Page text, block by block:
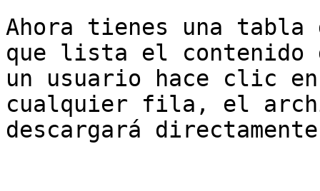
Ahora tienes una
que lista el contenido
un usuario hace clic
cualquier fila, el
descargará